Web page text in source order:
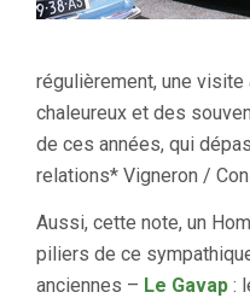
régulièrement, une
chaleureux et des
de ces années, qui
relations* Vigneron /
Aussi, cette note, un
piliers de ce
anciennes – Le Gavap :